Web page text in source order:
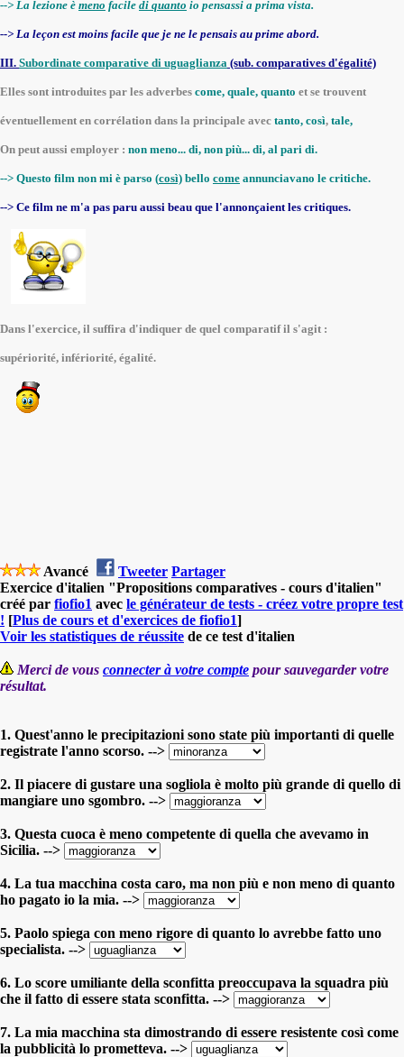
--> La lezione è meno facile di quanto io pensassi a prima vista.
--> La leçon est moins facile que je ne le pensais au prime abord.
III. Subordinate comparative di uguaglianza (sub. comparatives d'égalité)
Elles sont introduites par les adverbes come, quale, quanto et se trouvent
éventuellement en corrélation dans la principale avec tanto, così, tale,
On peut aussi employer : non meno... di, non più... di, al pari di.
--> Questo film non mi è parso (così) bello come annunciavano le critiche.
--> Ce film ne m'a pas paru aussi beau que l'annonçaient les critiques.
Dans l'exercice, il suffira d'indiquer de quel comparatif il s'agit :
supériorité, infériorité, égalité.
Avancé Tweeter Partager
Exercice d'italien "Propositions comparatives - cours d'italien"
créé par fiofio1 avec le générateur de tests - créez votre propre test
! [Plus de cours et d'exercices de fiofio1]
Voir les statistiques de réussite de ce test d'italien
Merci de vous connecter à votre compte pour sauvegarder votre
résultat.
1. Quest'anno le precipitazioni sono state più importanti di quelle
registrate l'anno scorso. -->
2. Il piacere di gustare una sogliola è molto più grande di quello di
mangiare uno sgombro. -->
3. Questa cuoca è meno competente di quella che avevamo in
Sicilia. -->
4. La tua macchina costa caro, ma non più e non meno di quanto
ho pagato io la mia. -->
5. Paolo spiega con meno rigore di quanto lo avrebbe fatto uno
specialista. -->
6. Lo score umiliante della sconfitta preoccupava la squadra più
che il fatto di essere stata sconfitta. -->
7. La mia macchina sta dimostrando di essere resistente così come
la pubblicità lo prometteva. -->